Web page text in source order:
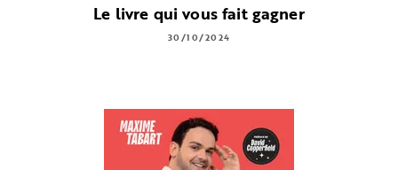
Le livre qui vous fait gagner
30/10/2024